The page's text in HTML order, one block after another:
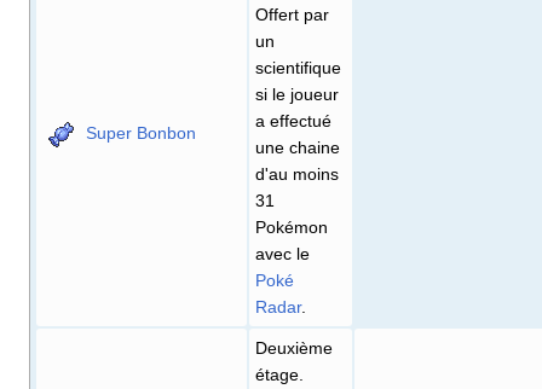
Super Bonbon
Offert par
un
scientifique
si le joueur
a effectué
une chaine
d'au moins
31
Pokémon
avec le
Poké
Radar.
Deuxième
étage.